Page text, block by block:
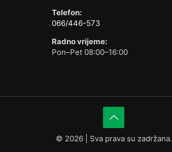
Telefon:
066/446-573
Radno vrijeme:
Pon–Pet 08:00–16:00
© 2026 | Sva prava su zadržana.